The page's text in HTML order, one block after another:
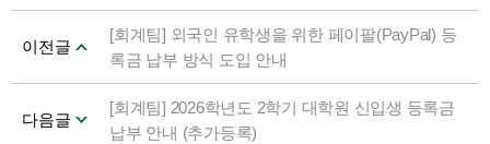
이전글
[회계팀] 외국인 유학생을 위한 페이팔(PayPal) 등
록금 납부 방식 도입 안내
다음글
[회계팀] 2026학년도 2학기 대학원 신입생 등록금
납부 안내 (추가등록)